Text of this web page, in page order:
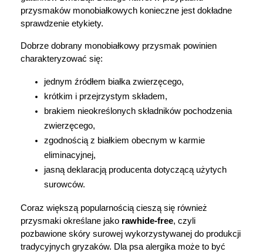
przysmaków monobiałkowych konieczne jest dokładne
sprawdzenie etykiety.
Dobrze dobrany monobiałkowy przysmak powinien
charakteryzować się:
jednym źródłem białka zwierzęcego,
krótkim i przejrzystym składem,
brakiem nieokreślonych składników pochodzenia
zwierzęcego,
zgodnością z białkiem obecnym w karmie
eliminacyjnej,
jasną deklaracją producenta dotyczącą użytych
surowców.
Coraz większą popularnością cieszą się również
przysmaki określane jako rawhide-free, czyli
pozbawione skóry surowej wykorzystywanej do produkcji
tradycyjnych gryzaków. Dla psa alergika może to być